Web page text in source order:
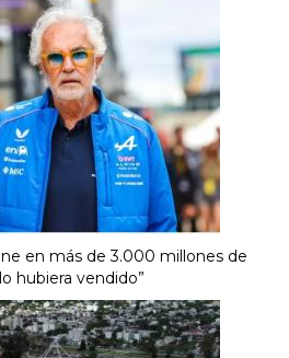
en más de 3.000 millones de
hubiera vendido”